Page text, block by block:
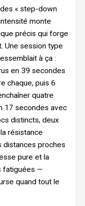
« step-down
monte
précis qui forge
Une session type
à ça :
en 39 secondes
chaque, puis 6
quatre
17 secondes avec
distincts, deux
résistance
distances proches
pure et la
fatiguées —
quand tout le